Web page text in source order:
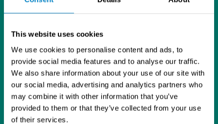
This website uses cookies
We use cookies to personalise content and ads, to
provide social media features and to analyse our traffic.
We also share information about your use of our site with
our social media, advertising and analytics partners who
may combine it with other information that you’ve
provided to them or that they’ve collected from your use
of their services.
L
n
k
e
d
I
n
I
s
t
a
g
r
a
m
Y
u
T
u
b
e
Tietosuojaseloste
Sintrol Oy
Ruosilantie 15
00390 Helsinki
09 5617 360
info@sintrol.com
Yhteystiedot
Laskutustiedot